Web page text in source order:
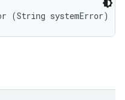
(String systemError)